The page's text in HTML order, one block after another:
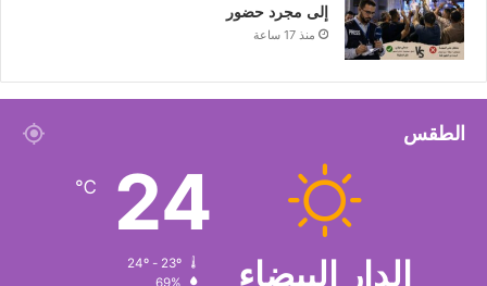
إلى مجرد حضور
منذ 17 ساعة
الطقس
الدار البيضاء
24
℃
69%